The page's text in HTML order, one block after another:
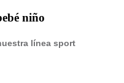
niño
línea sport